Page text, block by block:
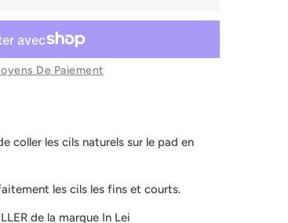
De Paiement
coller les cils naturels sur le pad en
les cils les fins et courts.
de la marque In Lei